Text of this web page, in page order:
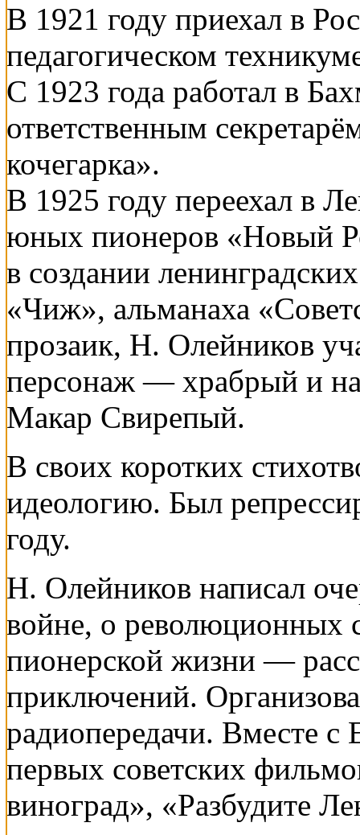
В 1921 году приехал в
педагогическом
С 1923 года работал в
ответственным
кочегарка».
В 1925 году переехал в
юных пионеров «Новый
в создании
«Чиж», альманаха
прозаик, Н. Олейников
персонаж — храбрый и
Макар Свирепый.
В своих коротких
идеологию. Был
году.
Н. Олейников написал
войне, о революционных
пионерской жизни —
приключений.
радиопередачи. Вместе
первых советских
виноград», «Разбудите